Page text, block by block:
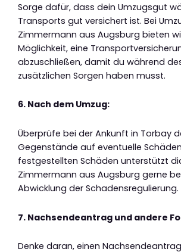
Sorge dafür, dass dein Umzugsgut
Transports gut versichert ist. Bei
Zimmermann aus Augsburg bieten
Möglichkeit, eine
abzuschließen, damit du während
zusätzlichen Sorgen haben musst.
6. Nach dem Umzug:
Überprüfe bei der Ankunft in Torbay
Gegenstände auf eventuelle
festgestellten Schäden unterstützt
Zimmermann aus Augsburg gerne
Abwicklung der Schadensregulierung.
7. Nachsendeantrag und andere
Denke daran, einen